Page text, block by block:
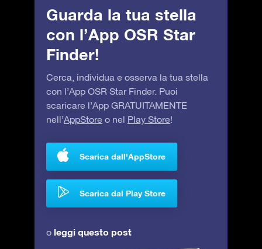
Guarda la tua stella
con l’App OSR Star
Finder!
Cerca, individua e osserva la tua stella
con l’App OSR Star Finder. Puoi
scaricare l’App GRATUITAMENTE
nell’AppStore o nel Play Store!
Scarica dall'AppStore
Scarica dal Play Store
o leggi questo post